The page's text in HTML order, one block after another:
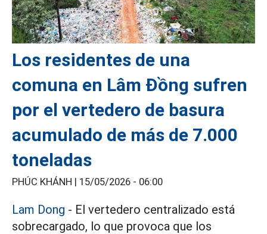
Los residentes de una
comuna en Lâm Đồng sufren
por el vertedero de basura
acumulado de más de 7.000
toneladas
PHÚC KHÁNH | 15/05/2026 - 06:00
Lam Dong - El vertedero centralizado está
sobrecargado, lo que provoca que los